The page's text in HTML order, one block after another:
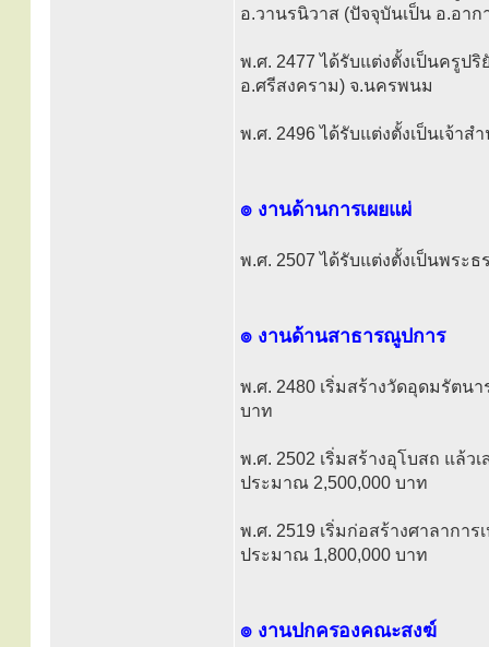
อ.วานรนิวาส (ปัจจุบันเป็น อ.อา
พ.ศ. 2477 ได้รับแต่งตั้งเป็นครูป
อ.ศรีสงคราม) จ.นครพนม
พ.ศ. 2496 ได้รับแต่งตั้งเป็นเจ้า
๏ งานด้านการเผยแผ่
พ.ศ. 2507 ได้รับแต่งตั้งเป็นพระ
๏ งานด้านสาธารณูปการ
พ.ศ. 2480 เริ่มสร้างวัดอุดมรัตน
บาท
พ.ศ. 2502 เริ่มสร้างอุโบสถ แล้
ประมาณ 2,500,000 บาท
พ.ศ. 2519 เริ่มก่อสร้างศาลากา
ประมาณ 1,800,000 บาท
๏ งานปกครองคณะสงฆ์